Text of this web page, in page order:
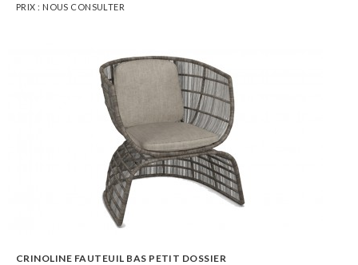
PRIX : NOUS CONSULTER
CRINOLINE FAUTEUIL BAS PETIT DOSSIER